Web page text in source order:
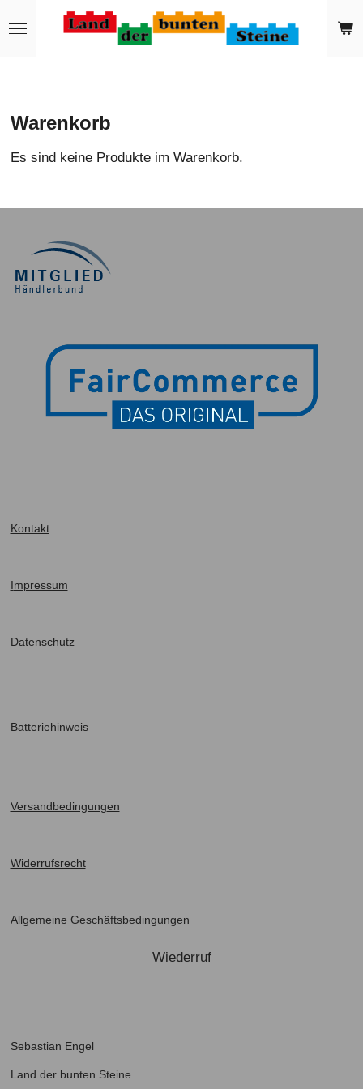
Hauptinhalt
Warenkorb
Es sind keine Produkte im Warenkorb.
Kontakt
Impressum
Datenschutz
Batteriehinweis
Versandbedingungen
Widerrufsrecht
Allgemeine Geschäftsbedingungen
Wiederruf
Sebastian Engel
Land der bunten Steine